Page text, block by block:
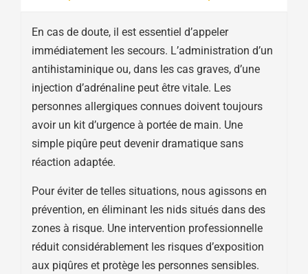
En cas de doute, il est essentiel d’appeler
immédiatement les secours. L’administration d’un
antihistaminique ou, dans les cas graves, d’une
injection d’adrénaline peut être vitale. Les
personnes allergiques connues doivent toujours
avoir un kit d’urgence à portée de main. Une
simple piqûre peut devenir dramatique sans
réaction adaptée.
Pour éviter de telles situations, nous agissons en
prévention, en éliminant les nids situés dans des
zones à risque. Une intervention professionnelle
réduit considérablement les risques d’exposition
aux piqûres et protège les personnes sensibles.